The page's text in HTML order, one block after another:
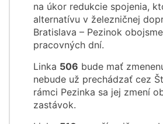
na úkor redukcie spojenia,
alternatívu v železničnej
Bratislava – Pezinok
pracovných dní.
Linka 506 bude mať
nebude už prechádzať cez
rámci Pezinka sa jej zmení
zastávok.